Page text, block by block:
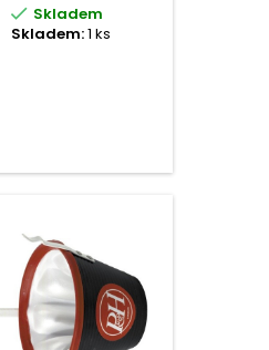
 Skladem
Skladem:1 ks